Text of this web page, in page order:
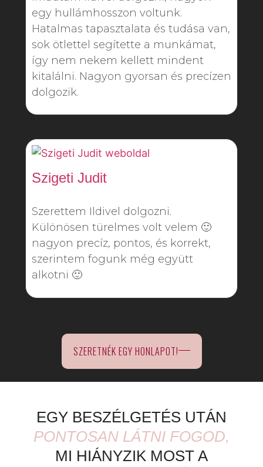
egy hullámhosszon voltunk.
Hatalmas tapasztalata és tudása van,
sok ötlettel segítette a munkámat,
így nem nekem kellett mindent
kitalálni. Nagyon gyorsan és precízen
dolgozik.
Szigeti Judit
Szerettem Ildivel dolgozni.
Különösen türelmes volt velem 🙂
nagyon precíz, pontos, és korrekt,
szerintem fogunk még együtt
alkotni 🙂
SZERETNÉK EGY HONLAPOT!
EGY BESZÉLGETÉS UTÁN
PONTOSAN LÁTNI FOGOD,
MI HIÁNYZIK MOST A